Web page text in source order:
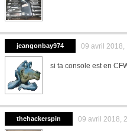
jeangonbay974 09 avril 2018,
si ta console est en
thehackerspin 09 avril 2018,